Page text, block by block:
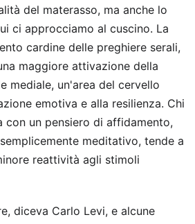
del materasso, ma anche lo
ci approcciamo al cuscino. La
cardine delle preghiere serali,
maggiore attivazione della
mediale, un'area del cervello
emotiva e alla resilienza. Chi
con un pensiero di affidamento,
meditativo, tende a
reattività agli stimoli
diceva Carlo Levi, e alcune